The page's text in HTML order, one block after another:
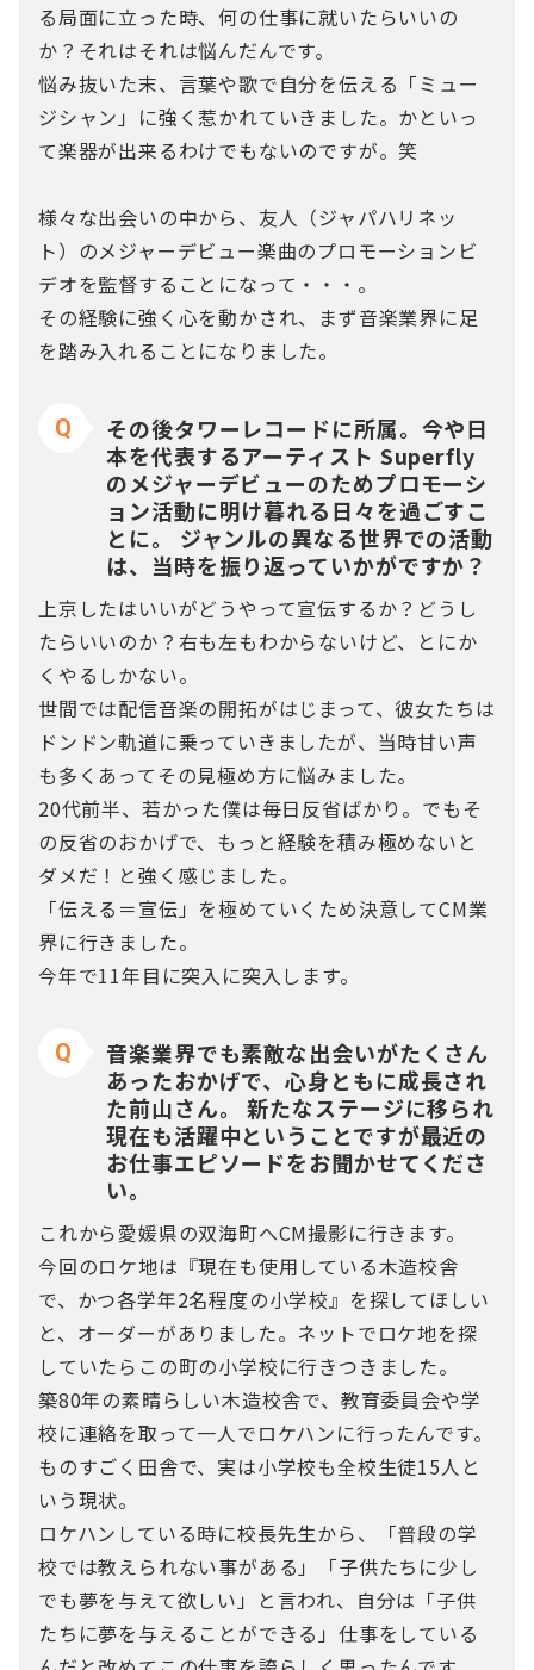
る局面に立った時、何の仕事に就いたらいいの
か？それはそれは悩んだんです。
悩み抜いた末、言葉や歌で自分を伝える「ミュー
ジシャン」に強く惹かれていきました。かといっ
て楽器が出来るわけでもないのですが。笑
様々な出会いの中から、友人（ジャパハリネッ
ト）のメジャーデビュー楽曲のプロモーションビ
デオを監督することになって・・・。
その経験に強く心を動かされ、まず音楽業界に足
を踏み入れることになりました。
Q
その後タワーレコードに所属。今や日
本を代表するアーティスト Superfly
のメジャーデビューのためプロモーシ
ョン活動に明け暮れる日々を過ごすこ
とに。 ジャンルの異なる世界での活動
は、当時を振り返っていかがですか？
上京したはいいがどうやって宣伝するか？どうし
たらいいのか？右も左もわからないけど、とにか
くやるしかない。
世間では配信音楽の開拓がはじまって、彼女たちは
ドンドン軌道に乗っていきましたが、当時甘い声
も多くあってその見極め方に悩みました。
20代前半、若かった僕は毎日反省ばかり。でもそ
の反省のおかげで、もっと経験を積み極めないと
ダメだ！と強く感じました。
「伝える＝宣伝」を極めていくため決意してCM業
界に行きました。
今年で11年目に突入に突入します。
Q
音楽業界でも素敵な出会いがたくさん
あったおかげで、心身ともに成長され
た前山さん。 新たなステージに移られ
現在も活躍中ということですが最近の
お仕事エピソードをお聞かせてくださ
い。
これから愛媛県の双海町へCM撮影に行きます。
今回のロケ地は『現在も使用している木造校舎
で、かつ各学年2名程度の小学校』を探してほしい
と、オーダーがありました。ネットでロケ地を探
していたらこの町の小学校に行きつきました。
築80年の素晴らしい木造校舎で、教育委員会や学
校に連絡を取って一人でロケハンに行ったんです。
ものすごく田舎で、実は小学校も全校生徒15人と
いう現状。
ロケハンしている時に校長先生から、「普段の学
校では教えられない事がある」「子供たちに少し
でも夢を与えて欲しい」と言われ、自分は「子供
たちに夢を与えることができる」仕事をしている